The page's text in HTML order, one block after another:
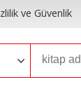
ve Güvenlik